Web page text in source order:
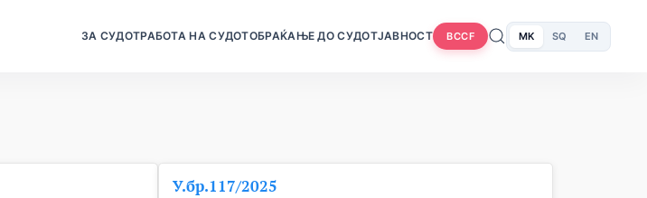
ЗА СУДОТРАБОТА НА СУДОТОБРАЌАЊЕ ДО СУДОТЈАВНОСТ BCCF MK SQ EN
У.бр.117/2025